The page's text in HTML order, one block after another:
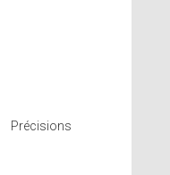
Précisions